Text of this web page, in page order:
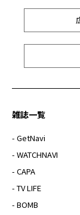
雑誌一覧
- GetNavi
- WATCHNAVI
- CAPA
- TV LIFE
- BOMB